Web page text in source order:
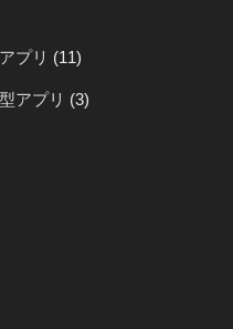
プリ (11)
アプリ (3)